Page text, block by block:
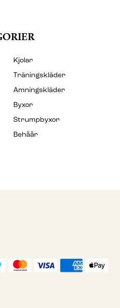
Kjolar
Träningskläder
Amningskläder
Byxor
Strumpbyxor
Behåår